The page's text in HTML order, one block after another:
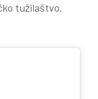
tužilaštvo.